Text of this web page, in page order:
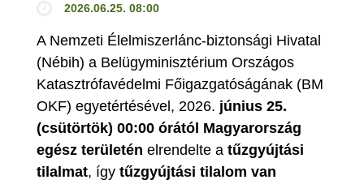
2026.06.25. 08:00
A Nemzeti Élelmiszerlánc-biztonsági Hivatal
(Nébih) a Belügyminisztérium Országos
Katasztrófavédelmi Főigazgatóságának (BM
OKF) egyetértésével, 2026. június 25.
(csütörtök) 00:00 órától Magyarország
egész területén elrendelte a tűzgyújtási
tilalmat, így tűzgyújtási tilalom van